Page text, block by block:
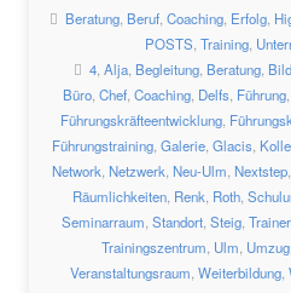
Beratung, Beruf, Coaching, Erfolg,
POSTS Training
4, Alja, Begleitung, Beratung,
Büro Chef Coaching Delfs Führung
Führungskräfteentwicklung
Führungstraining, Galerie, Glacis,
Network Netzwerk Neu-Ulm Nextstep,
Räumlichkeiten Renk Roth
Seminarraum Standort Steig
Trainingszentrum Ulm Umzug,
Veranstaltungsraum Weiterbildung,